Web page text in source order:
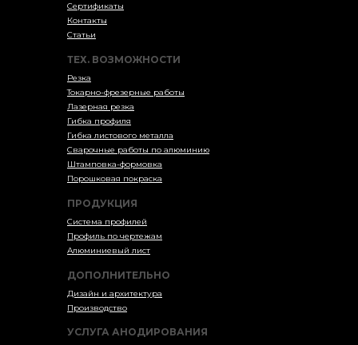
ПРОДУКЦИЯ
Система профилей
Профиль по чертежам
Алюминиевый лист
УСЛУГА АНОДИРОВАНИЯ
ДОПОЛНИТЕЛЬНО
Дизайн и архитектура
Производство
ТЕХ. ВОЗМОЖНОСТИ
Резка
Токарно-фрезерные работы
Лазерная резка
Гибка профиля
Гибка листового металла
Сварочные работы по алюминию
Штамповка-формовка
Порошковая покраска
Сертификаты
Контакты
Статьи